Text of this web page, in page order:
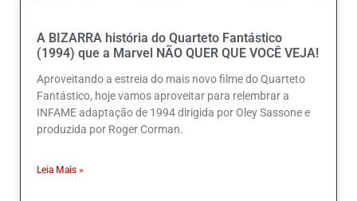
A BIZARRA história do Quarteto Fantástico
(1994) que a Marvel NÃO QUER QUE VOCÊ VEJA!
Aproveitando a estreia do mais novo filme do Quarteto
Fantástico, hoje vamos aproveitar para relembrar a
INFAME adaptação de 1994 dirigida por Oley Sassone e
produzida por Roger Corman.
Leia Mais »